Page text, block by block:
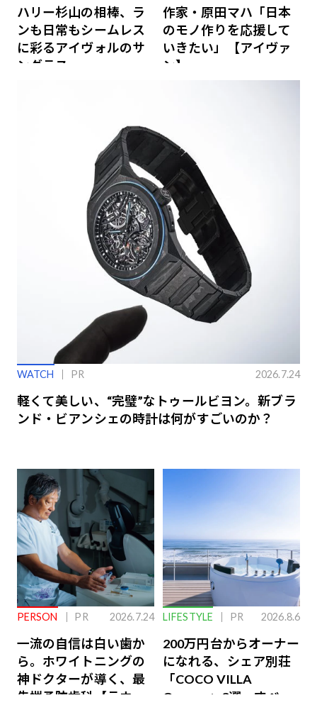
ハリー杉山の相棒、ラ
ンも日常もシームレス
に彩るアイヴォルのサ
ングラス
作家・原田マハ「日本
のモノ作りを応援して
いきたい」【アイヴァ
ン】
WATCH PR 2026.7.24
軽くて美しい、“完璧”なトゥールビヨン。新ブラ
ンド・ビアンシェの時計は何がすごいのか？
PERSON PR 2026.7.24
一流の自信は白い歯か
ら。ホワイトニングの
神ドクターが導く、最
先端予防歯科【ラウン
LIFESTYLE PR 2026.8.6
200万円台からオーナー
になれる、シェア別荘
「COCO VILLA
Owners」3選。すべて